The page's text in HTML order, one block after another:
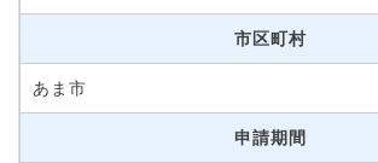
市区町村
あま市
申請期間